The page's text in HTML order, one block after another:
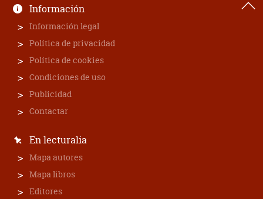
Información
Información legal
Política de privacidad
Política de cookies
Condiciones de uso
Publicidad
Contactar
En lecturalia
Mapa autores
Mapa libros
Editores